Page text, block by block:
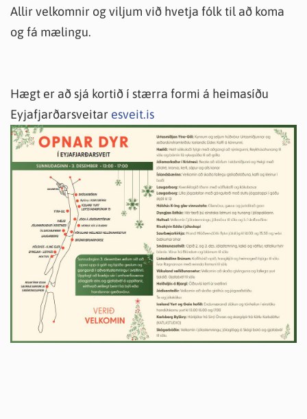
Allir velkomnir og viljum við hvetja fólk til að koma
og fá mælingu.
Hægt er að sjá kortið í stærra formi á heimasíðu
Eyjafjarðarsveitar esveit.is